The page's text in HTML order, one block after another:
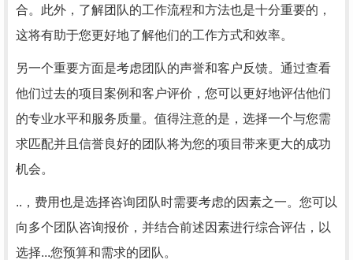
合。此外，了解团队的工作流程和方法也是十分重要的，
这将有助于您更好地了解他们的工作方式和效率。
另一个重要方面是考虑团队的声誉和客户反馈。通过查看
他们过去的项目案例和客户评价，您可以更好地评估他们
的专业水平和服务质量。值得注意的是，选择一个与您需
求匹配并且信誉良好的团队将为您的项目带来更大的成功
机会。
..，费用也是选择咨询团队时需要考虑的因素之一。您可以
向多个团队咨询报价，并结合前述因素进行综合评估，以
选择...您预算和需求的团队。